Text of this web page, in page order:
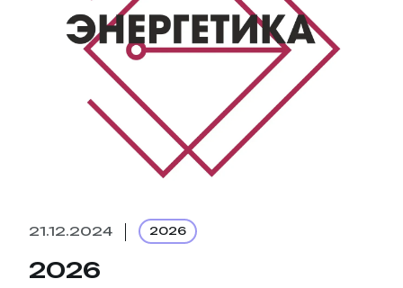
21.12.2024 2026
2026